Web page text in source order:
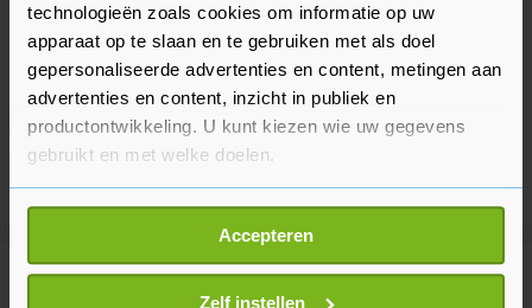
technologieën zoals cookies om informatie op uw
apparaat op te slaan en te gebruiken met als doel
gepersonaliseerde advertenties en content, metingen aan
advertenties en content, inzicht in publiek en
productontwikkeling. U kunt kiezen wie uw gegevens
gebruikt en met welke doelen.
Als u het toestaat, willen we ook graag:
Informatie verzamelen over uw geografische
locatie, die tot een paar meter nauwkeurig kan zijn
Uw apparaat identificeren door het actief te
Accepteren
Zelf instellen
Meer uit Financieel